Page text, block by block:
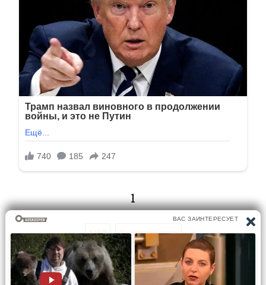
1
1/62 Следующая
Перейти на страницу: